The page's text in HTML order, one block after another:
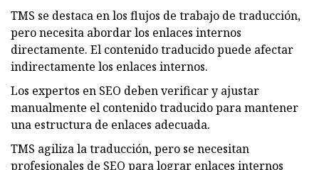
TMS se destaca en los flujos de trabajo de traducción,
pero necesita abordar los enlaces internos
directamente. El contenido traducido puede afectar
indirectamente los enlaces internos.
Los expertos en SEO deben verificar y ajustar
manualmente el contenido traducido para mantener
una estructura de enlaces adecuada.
TMS agiliza la traducción, pero se necesitan
profesionales de SEO para lograr enlaces internos